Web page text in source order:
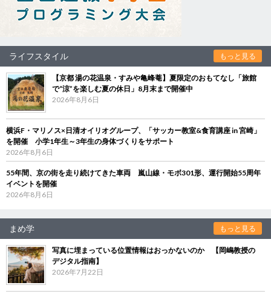
ライフスタイル もっと見る
【京都 湯の花温泉・すみや亀峰菴】夏限定のおもてなし「旅館
で“涼”を楽しむ夏の休日」8月末まで開催中
2026年8月6日
横浜F・マリノス×日清オイリオグループ、「サッカー教室&食育講座 in 宮崎」
を開催 小学1年生～3年生の身体づくりをサポート
2026年8月6日
55年間、京の街を走り続けてきた車両 嵐山線・モボ301形、運行開始55周年
イベントを開催
2026年8月6日
まめ学 もっと見る
写真に埋まっている位置情報はおっかないのか 【岡嶋教授の
デジタル指南】
2026年7月22日